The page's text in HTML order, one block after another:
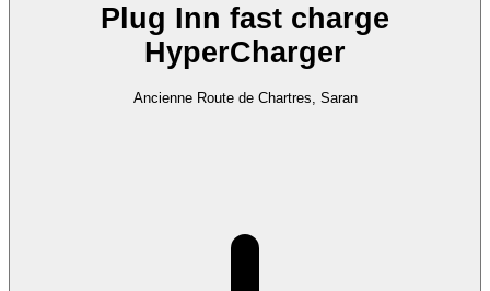
Plug Inn fast charge
HyperCharger
Ancienne Route de Chartres, Saran